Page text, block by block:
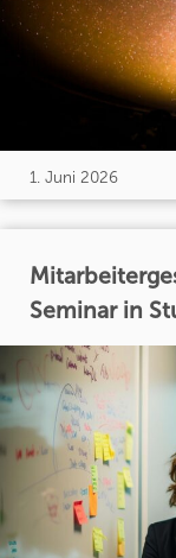
1. Juni 2026
Seminar in